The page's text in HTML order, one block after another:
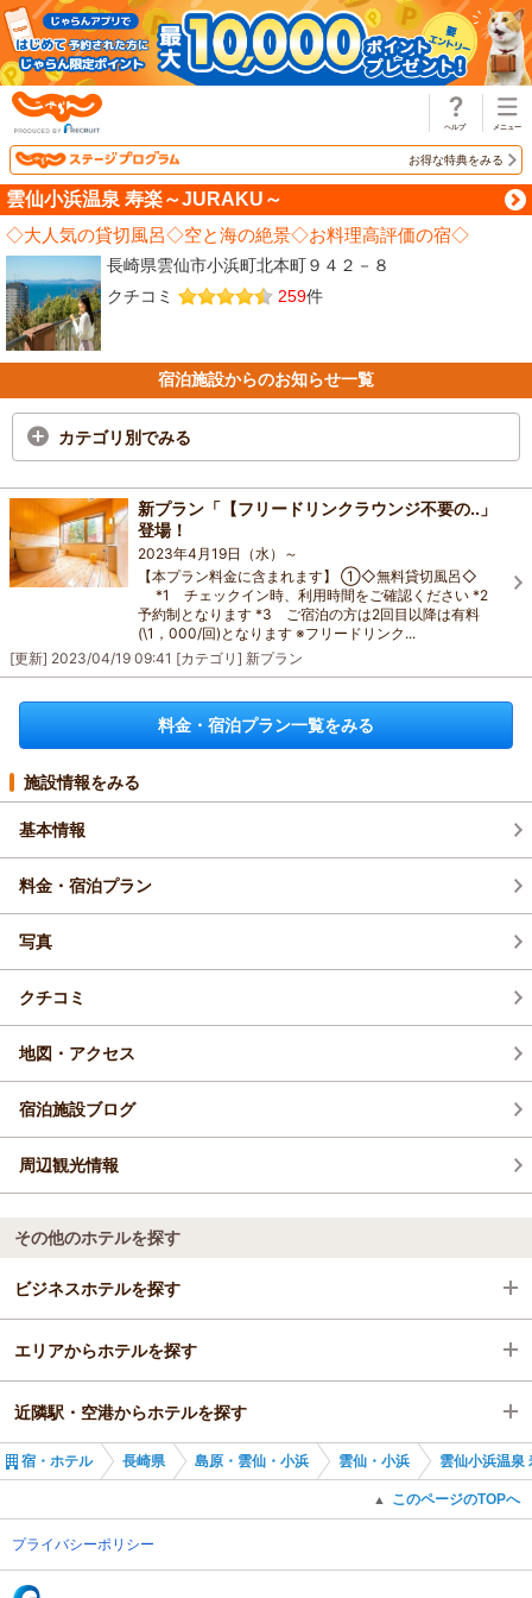
お得な特典をみる
雲仙小浜温泉 寿楽～JURAKU～
◇大人気の貸切風呂◇空と海の絶景◇お料理高評価の宿◇
長崎県雲仙市小浜町北本町９４２－８
クチコミ
259件
宿泊施設からのお知らせ一覧
カテゴリ別でみる
新プラン「【フリードリンクラウンジ不要の..」
登場！
2023年4月19日（水）～
【本プラン料金に含まれます】 ①◇無料貸切風呂◇
*1 チェックイン時、利用時間をご確認ください *2
予約制となります *3 ご宿泊の方は2回目以降は有料
(\1，000/回)となります ※フリードリンク...
[更新] 2023/04/19 09:41 [カテゴリ] 新プラン
料金・宿泊プラン一覧をみる
施設情報をみる
基本情報
料金・宿泊プラン
写真
クチコミ
地図・アクセス
宿泊施設ブログ
周辺観光情報
その他のホテルを探す
ビジネスホテルを探す
長崎県
島原・雲仙・小浜
雲仙・小浜
エリアからホテルを探す
長崎県
島原・雲仙・小浜
雲仙・小浜
近隣駅・空港からホテルを探す
島原港駅
三会駅
宿・ホテル 長崎県 島原・雲仙・小浜 雲仙・小浜 雲仙小浜温泉
▲ このページのTOPへ
プライバシーポリシー